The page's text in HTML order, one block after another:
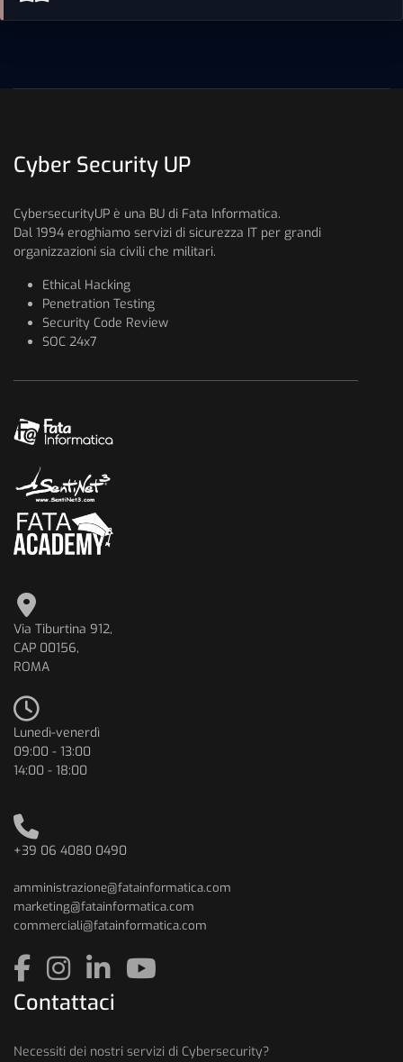
Cyber Security UP
CybersecurityUP è una BU di Fata Informatica.
Dal 1994 eroghiamo servizi di sicurezza IT per grandi
organizzazioni sia civili che militari.
Ethical Hacking
Penetration Testing
Security Code Review
SOC 24x7
Via Tiburtina 912,
CAP 00156,
ROMA
Lunedì-venerdì
09:00 - 13:00
14:00 - 18:00
+39 06 4080 0490
amministrazione@fatainformatica.com
marketing@fatainformatica.com
commerciali@fatainformatica.com
Contattaci
Necessiti dei nostri servizi di Cybersecurity?